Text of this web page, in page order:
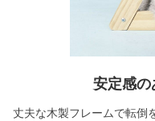
安定感の
丈夫な木製フレームで転倒